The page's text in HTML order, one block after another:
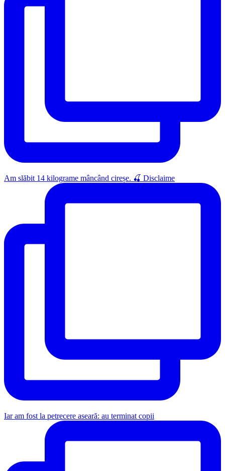
Am slăbit 14 kilograme mâncând cireșe. 🍒 Disclaime
Iar am fost la petrecere aseară: au terminat copii